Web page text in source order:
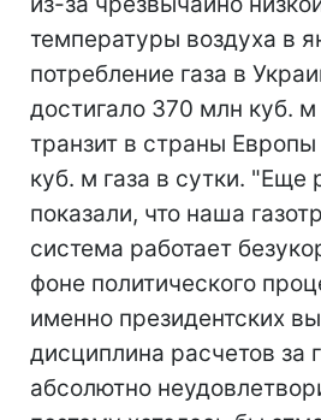
температуры воздуха в
потребление газа в
достигало 370 млн куб. м
транзит в страны
куб. м газа в сутки. "Еще
показали, что наша
система работает
фоне политического
именно президентских
дисциплина расчетов за
абсолютно